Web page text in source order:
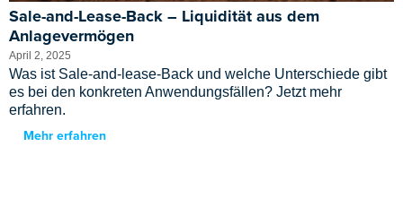
Sale-and-Lease-Back – Liquidität aus dem
Anlagevermögen
April 2, 2025
Was ist Sale-and-lease-Back und welche Unterschiede gibt
es bei den konkreten Anwendungsfällen? Jetzt mehr
erfahren.
Mehr erfahren